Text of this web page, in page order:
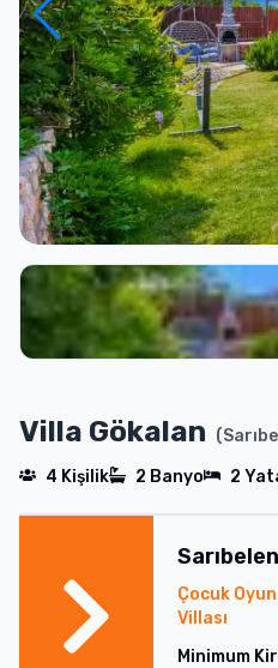
Villa Gökalan (
4 Kişilik 2 Banyo 2
Sarıbelen
Çocuk
Villası
Minimum